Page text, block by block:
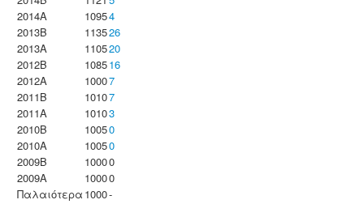
2014A
10954
2013B
113526
2013A
110520
2012B
108516
2012A
10007
2011B
10107
2011A
10103
2010B
10050
2010A
10050
2009B
10000
2009A
10000
Παλαιότερα 1000-